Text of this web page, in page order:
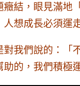
結，眼見滿地
人想成長必須運
對我們說的：「
助的，我們積